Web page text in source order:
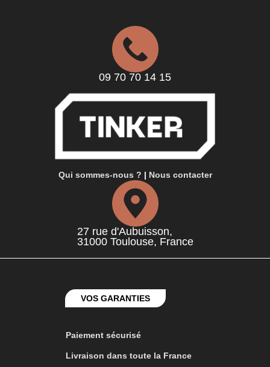
09 70 70 14 15
Qui sommes-nous ? | Nous contacter
27 rue d'Aubuisson,
31000 Toulouse, France
VOS GARANTIES
Paiement sécurisé
Livraison dans toute la France